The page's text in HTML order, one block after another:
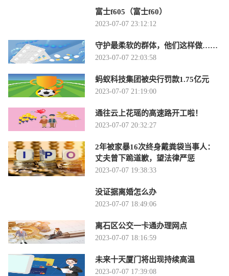
富士f605（富士f60）
2023-07-07 23:12:12
守护最柔软的群体，他们这样做……
2023-07-07 22:03:58
蚂蚁科技集团被央行罚款1.75亿元
2023-07-07 21:19:00
通往云上花瑶的高速路开工啦！
2023-07-07 20:32:27
2年被家暴16次终身戴粪袋当事人：
丈夫曾下跪道歉，望法律严惩
2023-07-07 19:38:33
没证据离婚怎么办
2023-07-07 18:49:06
离石区公交一卡通办理网点
2023-07-07 18:16:59
未来十天厦门将出现持续高温
2023-07-07 17:39:08